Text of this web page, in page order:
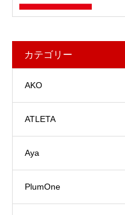
カテゴリー
AKO
ATLETA
Aya
PlumOne